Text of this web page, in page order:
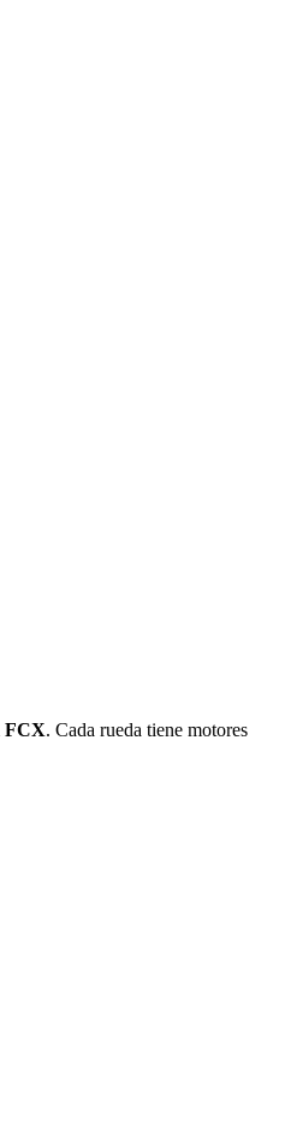
FCX. Cada rueda tiene motores